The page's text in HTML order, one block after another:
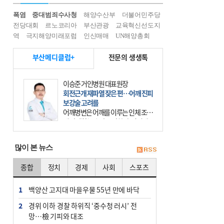
폭염 중대범죄수사청 해양수산부
더불어민주당
전당대회
르노코리아 부산관광
교육혁신선도지
역
극지해양미래포럼 인신매매 UN해양총회
부산메디클럽+ 전문의 생생톡
이승준 거인병원 대표원장
회전근개 재파열 잦은 편…어깨 진피
보강술 고려를
어깨병변은 어깨를 이루는 인체 조직
에 발생하는 손상을 말한다. 여기에
는 오십견과 회전근개 증후군, 어깨
많이 본 뉴스
종합 정치 경제 사회 스포츠
1
백양산 고지대 마을우물 55년 만에 바닥
2
경위 이하 경찰 하위직 ‘중수청 러시’ 전
망…檢 기피와 대조